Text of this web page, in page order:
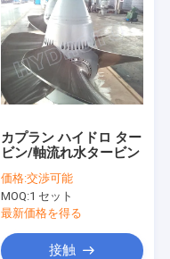
カプラン ハイドロ ター
ビン/軸流れ水タービン
価格:交渉可能
MOQ:1 セット
最新価格を得る
接触